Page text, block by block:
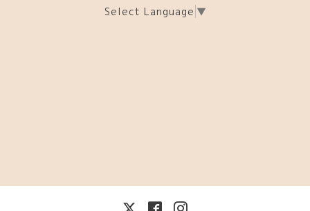
Select Language ▼